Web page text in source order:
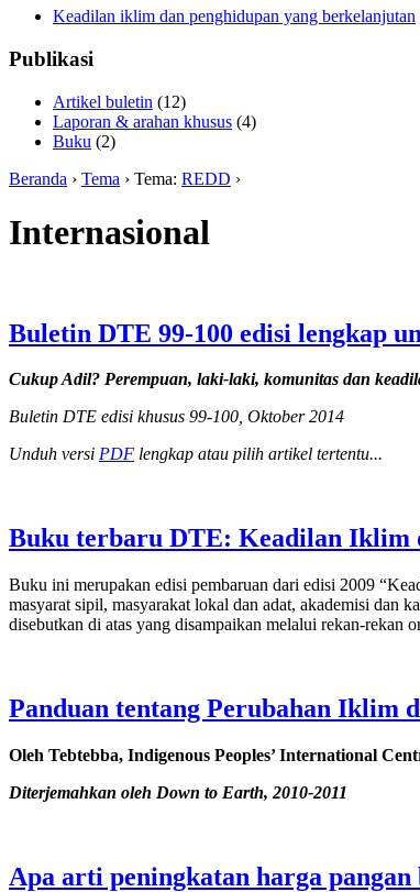
Keadilan iklim dan penghidupan yang berkelanjutan
Publikasi
Artikel buletin (12)
Laporan & arahan khusus (4)
Buku (2)
Beranda › Tema › Tema: REDD ›
Internasional
Buletin DTE 99-100 edisi lengkap
Cukup Adil? Perempuan, laki-laki, komunitas dan
Buletin DTE edisi khusus 99-100, Oktober 2014
Unduh versi PDF lengkap atau pilih artikel tertentu...
Buku terbaru DTE: Keadilan Iklim
Buku ini merupakan edisi pembaruan dari edisi 2009
masyarat sipil, masyarakat lokal dan adat, akademisi dan
disebutkan di atas yang disampaikan melalui rekan-rekan
Panduan tentang Perubahan Iklim
Oleh Tebtebba, Indigenous Peoples’ International
Diterjemahkan oleh Down to Earth, 2010-2011
Apa arti peningkatan harga pangan